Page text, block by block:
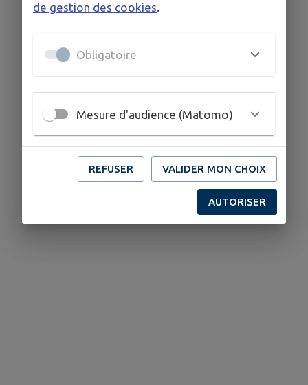
de gestion des cookies.
Obligatoire
Mesure d'audience (Matomo)
REFUSER VALIDER MON CHOIX
AUTORISER